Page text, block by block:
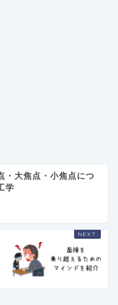
・大焦点・小焦点につ
学